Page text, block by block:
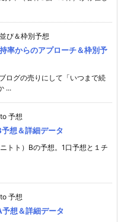
び＆枠別予想
率からのアプローチ＆枠別予
ログの売りにして「いつまで続
...
予想
想＆詳細データ
トト）Bの予想。1口予想と１チ
予想
想＆詳細データ